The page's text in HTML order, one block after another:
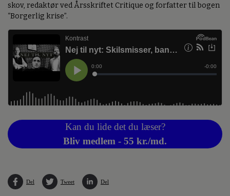
skov, redaktør ved Årsskriftet Critique og forfatter til bogen
“Borgerlig krise”.
Kan du lide det du læser?
Bliv medlem - 55 kr./md.
Del Tweet Del